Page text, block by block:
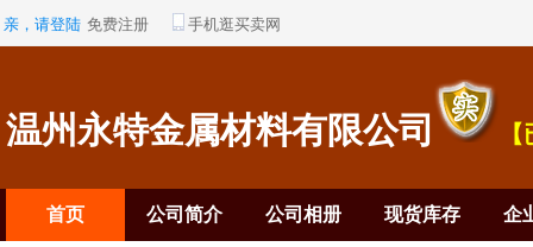
亲，请登陆 免费注册 手机逛买卖网
温州永特金属材料有限公司
首页 公司简介 公司相册 现货库存 企